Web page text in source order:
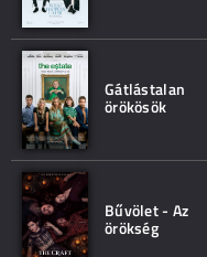
Gátlástalan
örökösök
Bűvölet - Az
örökség